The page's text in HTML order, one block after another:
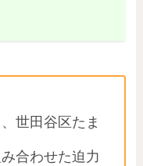
世田谷区たま
合わせた迫力